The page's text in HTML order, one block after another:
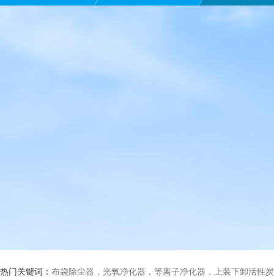
热门关键词： 布袋除尘器，光氧净化器，等离子净化器，上装下卸活性炭吸附箱，打磨除尘